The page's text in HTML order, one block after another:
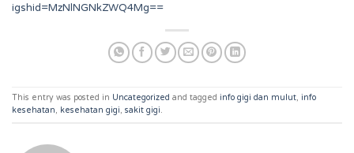
igshid=MzNlNGNkZWQ4Mg==
This entry was posted in Uncategorized and tagged info gigi dan mulut, info
kesehatan, kesehatan gigi, sakit gigi.